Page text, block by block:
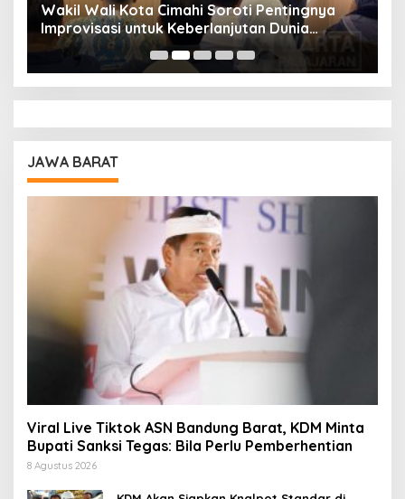
Wakil Wali Kota Cimahi Soroti Pentingnya
Improvisasi untuk Keberlanjutan Dunia
Pendidikan
JAWA BARAT
Viral Live Tiktok ASN Bandung Barat, KDM Minta
Bupati Sanksi Tegas: Bila Perlu Pemberhentian
8 Agustus 2026